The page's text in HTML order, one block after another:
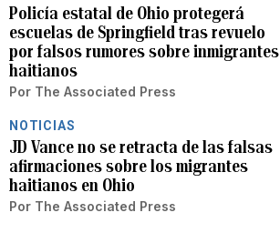
Policía estatal de Ohio protegerá
escuelas de Springfield tras revuelo
por falsos rumores sobre inmigrantes
haitianos
Por The Associated Press
NOTICIAS
JD Vance no se retracta de las falsas
afirmaciones sobre los migrantes
haitianos en Ohio
Por The Associated Press